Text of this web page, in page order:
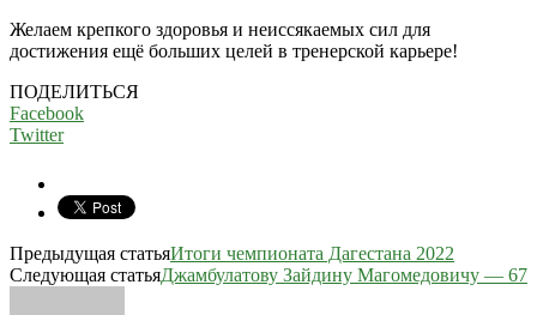
Желаем крепкого здоровья и неиссякаемых сил для
достижения ещё больших целей в тренерской карьере!
ПОДЕЛИТЬСЯ
Facebook
Twitter
Предыдущая статьяИтоги чемпионата Дагестана 2022
Следующая статьяДжамбулатову Зайдину Магомедовичу — 67